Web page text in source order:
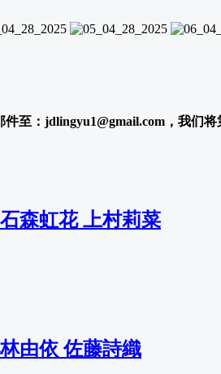
至：jdlingyu1@gmail.com，我们将
森虹花 上村莉菜
由依 佐藤詩織